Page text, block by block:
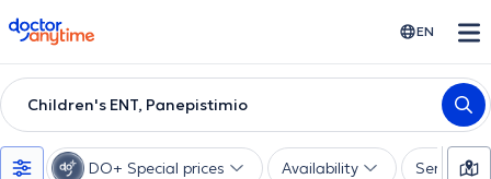
doctoranytime EN
Children's ENT, Panepistimio
DO+ Special prices Availability Services